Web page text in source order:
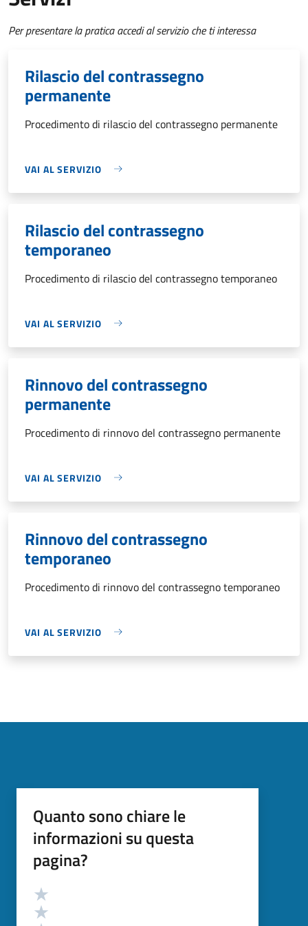
Per presentare la pratica accedi al servizio che ti interessa
Rilascio del contrassegno
permanente
Procedimento di rilascio del contrassegno permanente
VAI AL SERVIZIO
Rilascio del contrassegno
temporaneo
Procedimento di rilascio del contrassegno temporaneo
VAI AL SERVIZIO
Rinnovo del contrassegno
permanente
Procedimento di rinnovo del contrassegno permanente
VAI AL SERVIZIO
Rinnovo del contrassegno
temporaneo
Procedimento di rinnovo del contrassegno temporaneo
VAI AL SERVIZIO
Quanto sono chiare le
informazioni su questa
pagina?
Valutazione